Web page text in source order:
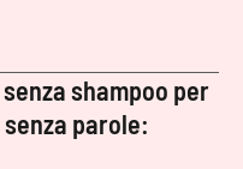
shampoo per
parole: